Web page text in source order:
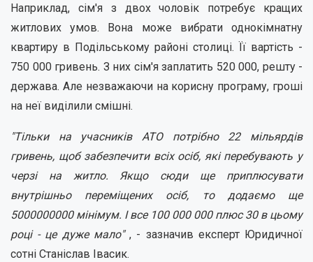
Наприклад, сім'я з двох чоловік потребує кращих
житлових умов. Вона може вибрати однокімнатну
квартиру в Подільському районі столиці. Її вартість -
750 000 гривень. З них сім'я заплатить 520 000, решту -
держава. Але незважаючи на корисну програму, гроші
на неї виділили смішні.
"Тільки на учасників АТО потрібно 22 мільярдів
гривень, щоб забезпечити всіх осіб, які перебувають у
черзі на житло. Якщо сюди ще приплюсувати
внутрішньо переміщених осіб, то додаємо ще
5000000000 мінімум. І все 100 000 000 плюс 30 в цьому
році - це дуже мало", - зазначив експерт Юридичної
сотні Станіслав Івасик.